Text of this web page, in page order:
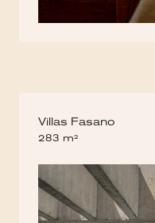
Villas Fasano
283 m²